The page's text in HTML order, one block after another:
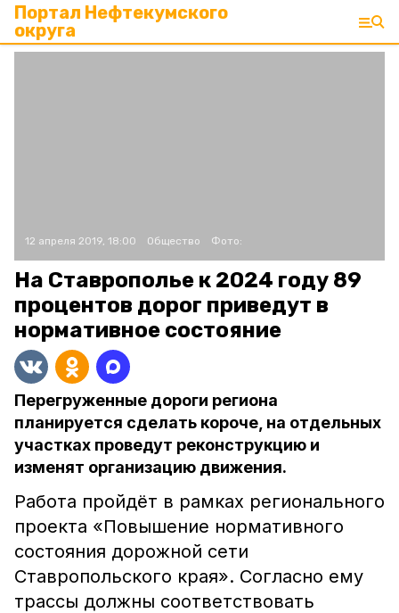
Портал Нефтекумского
округа
12 апреля 2019, 18:00 Общество Фото:
На Ставрополье к 2024 году 89
процентов дорог приведут в
нормативное состояние
Перегруженные дороги региона
планируется сделать короче, на отдельных
участках проведут реконструкцию и
изменят организацию движения.
Работа пройдёт в рамках регионального
проекта «Повышение нормативного
состояния дорожной сети
Ставропольского края». Согласно ему
трассы должны соответствовать